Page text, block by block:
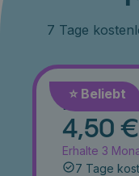
7 Tage
⭐️ Beliebt
Monat
4,50 €
Erhalte 3
7 Tage